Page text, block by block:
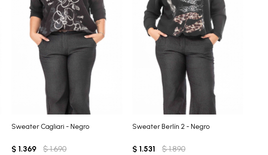
Sweater Cagliari - Negro
$ 1.369 $ 1.690
Sweater Berlín 2 - Negro
$ 1.531 $ 1.890